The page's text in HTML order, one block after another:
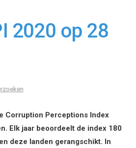
2020 op 28
Corruption Perceptions Index
Elk jaar beoordeelt de index 180
deze landen gerangschikt. In